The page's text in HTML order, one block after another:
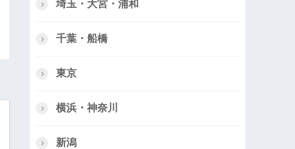
埼玉・大宮・浦和
千葉・船橋
東京
横浜・神奈川
新潟